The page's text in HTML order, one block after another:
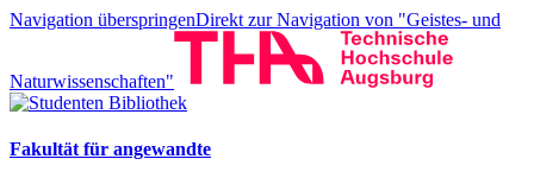
Navigation überspringenDirekt zur Navigation von "Geistes- und
Naturwissenschaften"
Fakultät für angewandte